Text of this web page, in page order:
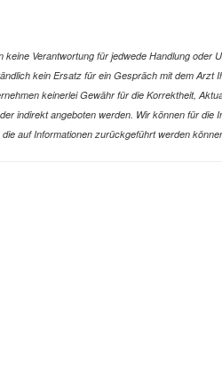
Verantwortung für jedwede Handlung
kein Ersatz für ein Gespräch mit dem
keinerlei Gewähr für die Korrektheit,
indirekt angeboten werden. Wir können für
auf Informationen zurückgeführt werden